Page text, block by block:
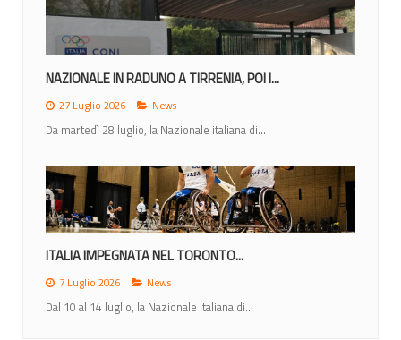
NAZIONALE IN RADUNO A TIRRENIA, POI I...
27 Luglio 2026 News
Da martedì 28 luglio, la Nazionale italiana di...
ITALIA IMPEGNATA NEL TORONTO...
7 Luglio 2026 News
Dal 10 al 14 luglio, la Nazionale italiana di...